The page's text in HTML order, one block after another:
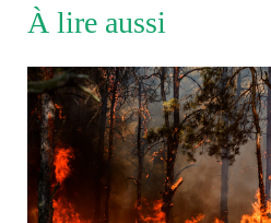
À lire aussi